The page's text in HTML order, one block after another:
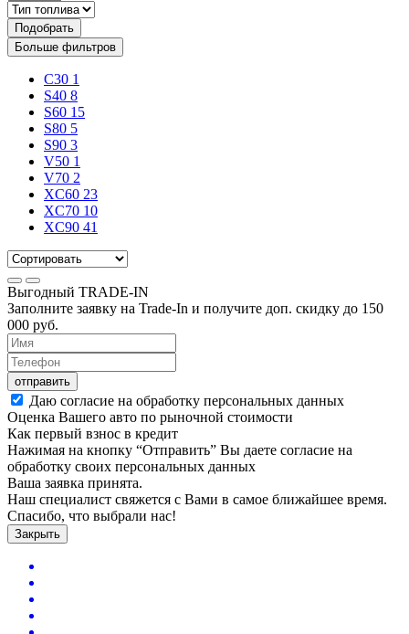
Подобрать
Больше фильтров
C30 1
S40 8
S60 15
S80 5
S90 3
V50 1
V70 2
XC60 23
XC70 10
XC90 41
Выгодный TRADE-IN
Заполните заявку на Trade-In и получите доп. скидку до 150
000 руб.
отправить
Даю согласие на обработку персональных данных
Оценка Вашего авто по рыночной стоимости
Как первый взнос в кредит
Нажимая на кнопку “Отправить” Вы даете согласие на
обработку своих персональных данных
Ваша заявка принята.
Наш специалист свяжется с Вами в самое ближайшее время.
Спасибо, что выбрали нас!
Закрыть